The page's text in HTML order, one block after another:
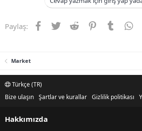
Paylaş: Facebook
TwitterReddit PinterestTumblr
Market
Türkçe (TR)
Bize ulaşın Şartlar ve kurallar Gizlilik politikası
Hakkımızda